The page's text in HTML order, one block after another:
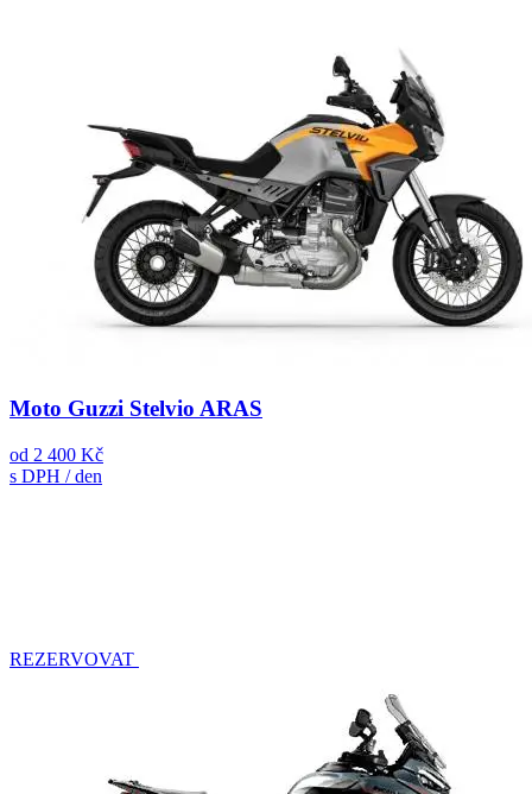
Moto Guzzi Stelvio ARAS
od 2 400 Kč
s DPH / den
REZERVOVAT